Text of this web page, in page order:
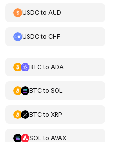
USDCtoAUD
USDCtoCHF
BTCto ADA
BTCto SOL
BTCto XRP
SOL to AVAX